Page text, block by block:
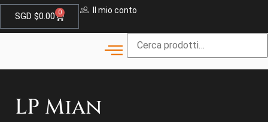
SGD $0.00 0 Il mio conto
LP Mian